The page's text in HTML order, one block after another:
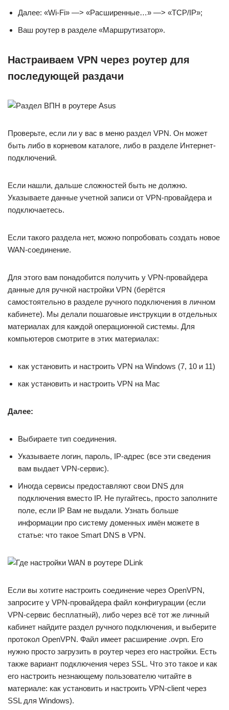
Далее: «Wi-Fi» —> «Расширенные…» —> «TCP/IP»;
Ваш роутер в разделе «Маршрутизатор».
Настраиваем VPN через роутер для
последующей раздачи
Проверьте, если ли у вас в меню раздел VPN. Он может
быть либо в корневом каталоге, либо в разделе Интернет-
подключений.
Если нашли, дальше сложностей быть не должно.
Указываете данные учетной записи от VPN-провайдера и
подключаетесь.
Если такого раздела нет, можно попробовать создать новое
WAN-соединение.
Для этого вам понадобится получить у VPN-провайдера
данные для ручной настройки VPN (берётся
самостоятельно в разделе ручного подключения в личном
кабинете). Мы делали пошаговые инструкции в отдельных
материалах для каждой операционной системы. Для
компьютеров смотрите в этих материалах:
как установить и настроить VPN на Windows (7, 10 и 11)
как установить и настроить VPN на Mac
Далее:
Выбираете тип соединения.
Указываете логин, пароль, IP-адрес (все эти сведения
вам выдает VPN-сервис).
Иногда сервисы предоставляют свои DNS для
подключения вместо IP. Не пугайтесь, просто заполните
поле, если IP Вам не выдали. Узнать больше
информации про систему доменных имён можете в
статье: что такое Smart DNS в VPN.
Если вы хотите настроить соединение через OpenVPN,
запросите у VPN-провайдера файл конфигурации (если
VPN-сервис бесплатный), либо через всё тот же личный
кабинет найдите раздел ручного подключения, и выберите
протокол OpenVPN. Файл имеет расширение .ovpn. Его
нужно просто загрузить в роутер через его настройки. Есть
также вариант подключения через SSL. Что это такое и как
его настроить незнающему пользователю читайте в
материале: как установить и настроить VPN-client через
SSL для Windows).